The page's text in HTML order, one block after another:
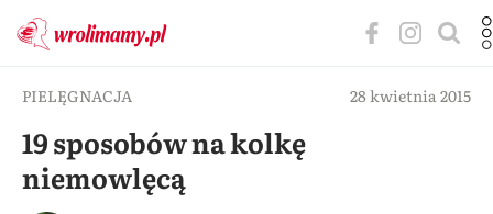
PIELĘGNACJA 28 kwietnia 2015
19 sposobów na kolkę
niemowlęcą